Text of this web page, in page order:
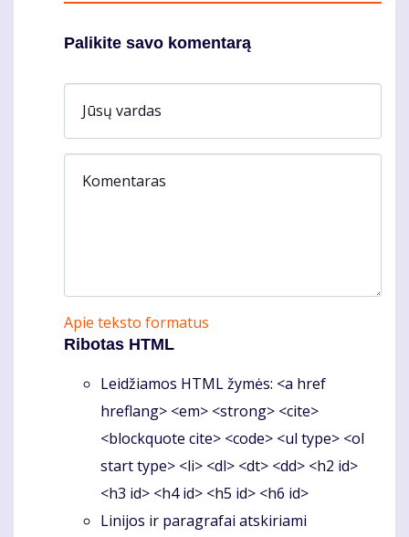
Palikite savo komentarą
Jūsų vardas
Komentaras
Apie teksto formatus
Ribotas HTML
Leidžiamos HTML žymės: <a href
hreflang> <em> <strong> <cite>
<blockquote cite> <code> <ul type> <ol
start type> <li> <dl> <dt> <dd> <h2 id>
<h3 id> <h4 id> <h5 id> <h6 id>
Linijos ir paragrafai atskiriami